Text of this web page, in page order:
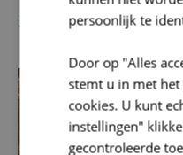
LEES MEERpersoonlijk te
Door op "Alles
stemt u in met het
cookies. U kunt
instellingen"
gecontroleerde